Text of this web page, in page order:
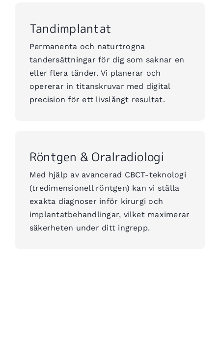
Tandimplantat
Permanenta och naturtrogna
tandersättningar för dig som saknar en
eller flera tänder. Vi planerar och
opererar in titanskruvar med digital
precision för ett livslångt resultat.
Röntgen & Oralradiologi
Med hjälp av avancerad CBCT-teknologi
(tredimensionell röntgen) kan vi ställa
exakta diagnoser inför kirurgi och
implantatbehandlingar, vilket maximerar
säkerheten under ditt ingrepp.